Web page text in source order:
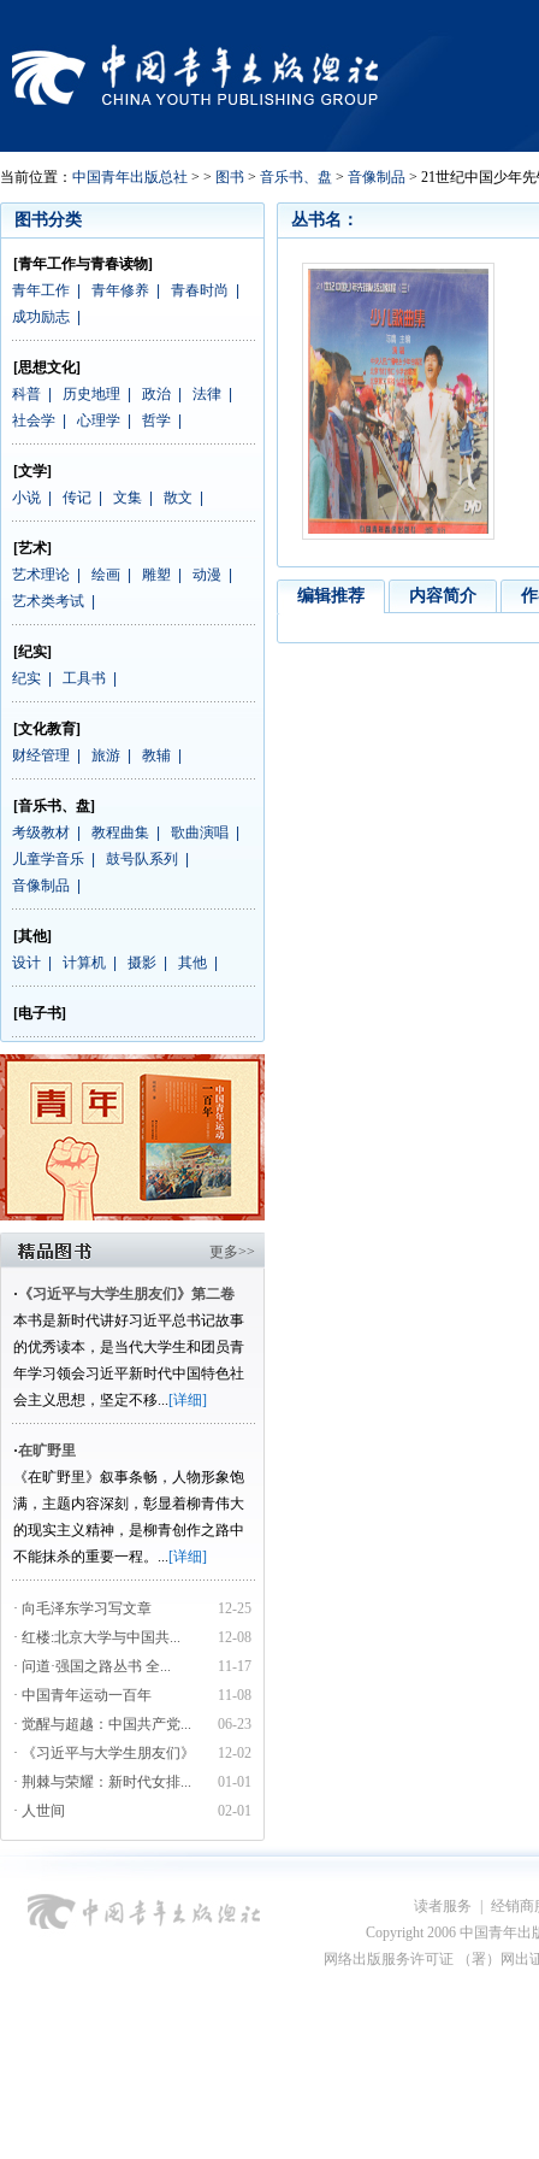
当前位置： 中国青年出版总社 > > 图书 > 音乐书、盘 > 音像制品 > 21世纪中国少年
图书分类
[青年工作与青春读物]
青年工作
青年修养 青春时尚
成功励志
[思想文化]
科普
历史地理 政治 法律
社会学
心理学 哲学
[文学]
小说
传记 文集 散文
[艺术]
艺术理论
绘画 雕塑 动漫
艺术类考试
[纪实]
纪实
工具书
[文化教育]
财经管理
旅游 教辅
[音乐书、盘]
考级教材
教程曲集 歌曲演唱
儿童学音乐
鼓号队系列
音像制品
[其他]
设计
计算机 摄影 其他
[电子书]
更多>>
· 《习近平与大学生朋友们》第二卷
本书是新时代讲好习近平总书记故事
的优秀读本，是当代大学生和团员青
年学习领会习近平新时代中国特色社
会主义思想，坚定不移...[详细]
·在旷野里
《在旷野里》叙事条畅，人物形象饱
满，主题内容深刻，彰显着柳青伟大
的现实主义精神，是柳青创作之路中
不能抹杀的重要一程。...[详细]
12-25
· 向毛泽东学习写文章
12-08
· 红楼:北京大学与中国共...
11-17
· 问道·强国之路丛书 全...
11-08
· 中国青年运动一百年
06-23
· 觉醒与超越：中国共产党...
12-02
· 《习近平与大学生朋友们》
01-01
· 荆棘与荣耀：新时代女排...
02-01
· 人世间
丛书名：
编辑推荐 内容简介
读者服务
经销商
Copyright 2006 中国青年出
网络出版服务许可证 （署）网出